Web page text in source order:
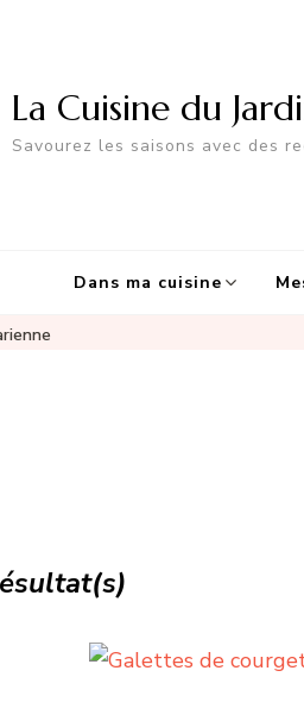
La Cuisine du
Savourez les saisons avec des
Dans ma cuisine